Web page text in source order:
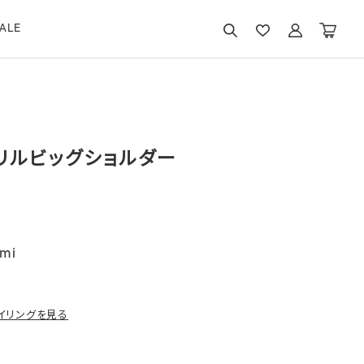
ルビッグショルダー
リングを見る